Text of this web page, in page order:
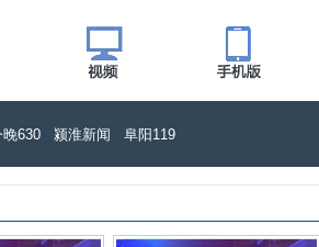
晚630 颍淮新闻 阜阳119